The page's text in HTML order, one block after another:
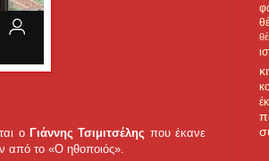
ο Γιάννης Τσιμιτσέλης που έκανε
από το «Ο ηθοποιός».